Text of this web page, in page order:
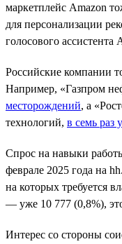
маркетплейс Amazon
для персонализации
голосового ассистента
Российские компании
Например, «Газпром
месторождений, а
технологий, в семь раз
Спрос на навыки
феврале 2025 года на
на которых требуется
— уже 10 777 (0,8%),
Интерес со стороны